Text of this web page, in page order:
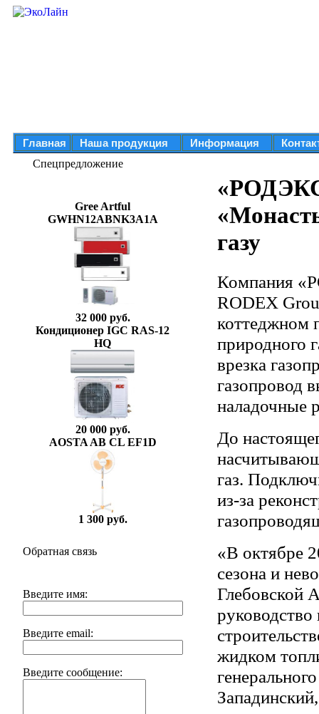
Главная Наша продукция Информация
Спецпредложение
Gree Artful
GWHN12ABNK3A1A
32 000 руб.
Кондиционер IGC RAS-12
HQ
20 000 руб.
AOSTA AB CL EF1D
1 300 руб.
Обратная связь
Введите имя:
Введите email:
Введите сообщение:
газу
Компания
RODEX
коттеджном
природного
врезка
газопровод
наладочные
До
газ.
из-за
«В октябре
сезона и
Глебовской
жидком